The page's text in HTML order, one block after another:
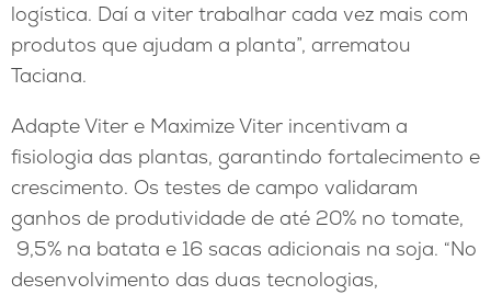
logística. Daí a viter trabalhar cada vez mais com
produtos que ajudam a planta”, arrematou
Taciana.
Adapte Viter e Maximize Viter incentivam a
fisiologia das plantas, garantindo fortalecimento e
crescimento. Os testes de campo validaram
ganhos de produtividade de até 20% no tomate,
9,5% na batata e 16 sacas adicionais na soja. “No
desenvolvimento das duas tecnologias,